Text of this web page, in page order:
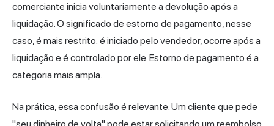
comerciante inicia voluntariamente a devolução após a
liquidação. O significado de estorno de pagamento, nesse
caso, é mais restrito: é iniciado pelo vendedor, ocorre após a
liquidação e é controlado por ele. Estorno de pagamento é a
categoria mais ampla.
Na prática, essa confusão é relevante. Um cliente que pede